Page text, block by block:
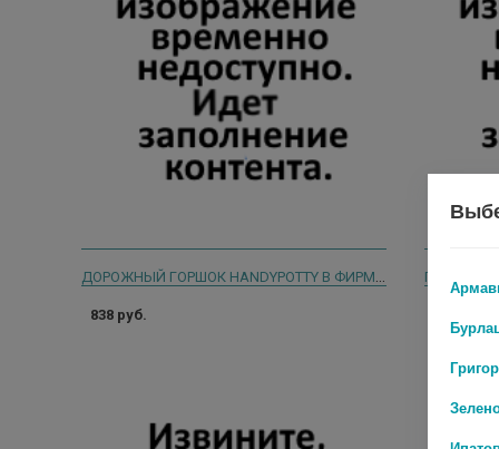
ДОРОЖНЫЙ ГОРШОК HANDYPOTTY В ФИРМЕННОЙ СУМКЕ. ГОЛУБОЙ
838 руб.